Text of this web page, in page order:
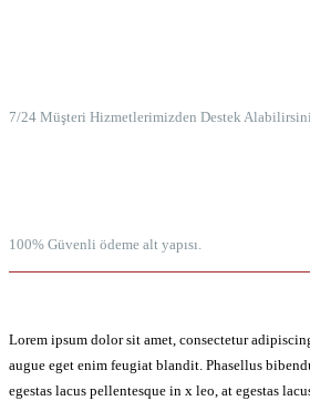
7/24 Müşteri Hizmetlerimizden Destek
100% Güvenli ödeme alt yapısı.
Lorem ipsum dolor sit amet, consectetur
augue eget enim feugiat blandit. Phasellus
egestas lacus pellentesque in x leo, at egestas